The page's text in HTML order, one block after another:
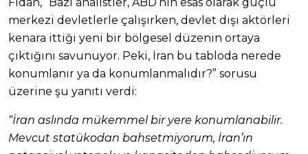
merkezi devletlerle çalışırken, devlet dışı aktörleri
kenara ittiği yeni bir bölgesel düzenin ortaya
çıktığını savunuyor. Peki, İran bu tabloda nerede
konumlanır ya da konumlanmalıdır?” sorusu
üzerine şu yanıtı verdi:
“İran aslında mükemmel bir yere konumlanabilir.
Mevcut statükodan bahsetmiyorum, İran’ın